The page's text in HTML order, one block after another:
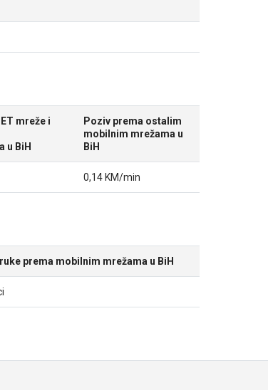
mreže i
u BiH
Poziv prema ostalim
mobilnim mrežama u
BiH
0,14 KM/min
prema mobilnim mrežama u BiH